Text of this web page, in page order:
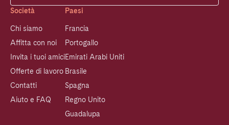
Società
Chi siamo
Affitta con noi
Invita i tuoi amici
Offerte di lavoro
Contatti
Aiuto e FAQ
Paesi
Francia
Portogallo
Emirati Arabi Uniti
Brasile
Spagna
Regno Unito
Guadalupa